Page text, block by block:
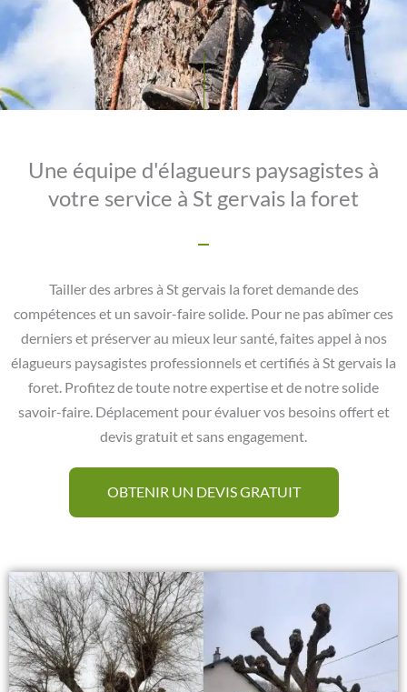
Une équipe d'élagueurs paysagistes à
votre service à St gervais la foret
Tailler des arbres à St gervais la foret demande des
compétences et un savoir-faire solide. Pour ne pas abîmer ces
derniers et préserver au mieux leur santé, faites appel à nos
élagueurs paysagistes professionnels et certifiés à St gervais la
foret. Profitez de toute notre expertise et de notre solide
savoir-faire. Déplacement pour évaluer vos besoins offert et
devis gratuit et sans engagement.
OBTENIR UN DEVIS GRATUIT